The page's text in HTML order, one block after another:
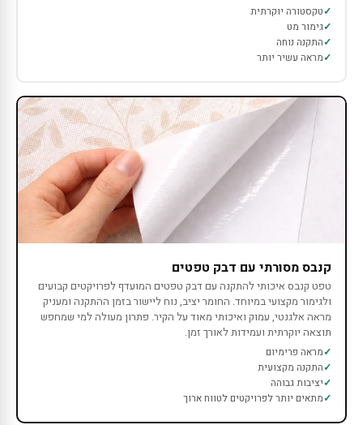
טקסטורה יוקרתית
גימור מט
התקנה נוחה
מראה עשיר יותר
קנבס מסורתי עם דבק טפטים
טפט קנבס איכותי להתקנה עם דבק טפטים המועדף לפרויקטים קבועים
ולגימור מקצועי במיוחד. החומר יציב, נוח ליישור בזמן ההתקנה ומעניק
מראה אלגנטי, עמוק ואיכותי מאוד על הקיר. פתרון מעולה למי שמחפש
תוצאה יוקרתית ועמידות לאורך זמן.
מראה פרימיום
התקנה מקצועית
יציבות גבוהה
מתאים יותר לפרויקטים לטווח ארוך